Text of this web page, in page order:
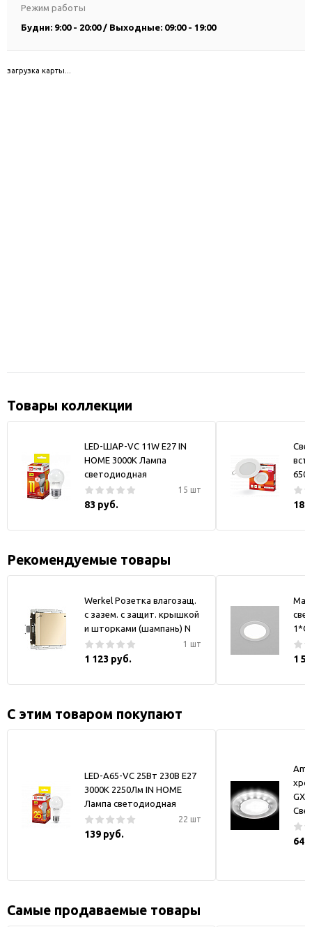
Режим работы
Будни: 9:00 - 20:00 / Выходные: 09:00 - 19:00
загрузка карты...
Товары коллекции
LED-ШАР-VC 11W Е27 IN
HOME 3000К Лампа
светодиодная
15 шт
83 руб.
Рекомендуемые товары
Werkel Розетка влагозащ.
с зазем. с защит. крышкой
и шторками (шампань) N
1 шт
1 123 руб. 1
С этим товаром покупают
LED-A65-VC 25Вт 230В Е27
3000К 2250Лм IN HOME
Лампа светодиодная
22 шт
139 руб.
Самые продаваемые товары